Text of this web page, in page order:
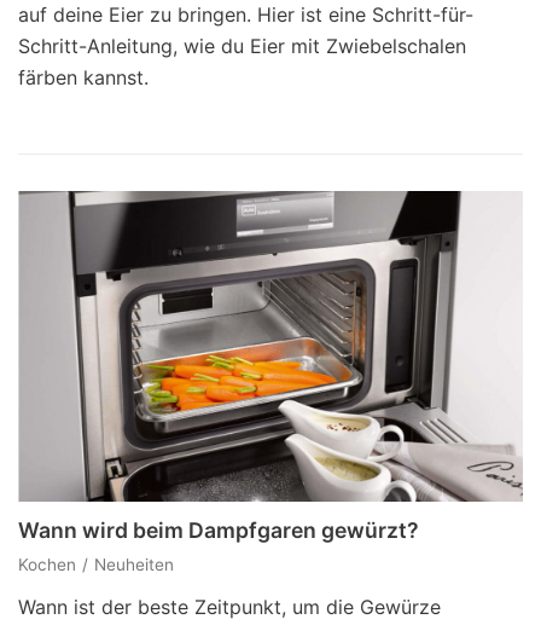
auf deine Eier zu bringen. Hier ist eine Schritt-für-
Schritt-Anleitung, wie du Eier mit Zwiebelschalen
färben kannst.
Wann wird beim Dampfgaren gewürzt?
Kochen Neuheiten
Wann ist der beste Zeitpunkt, um die Gewürze